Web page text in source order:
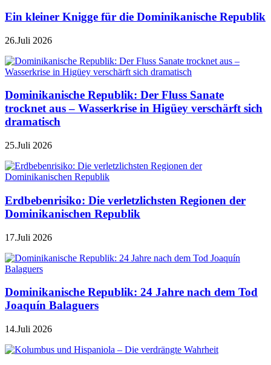
Ein kleiner Knigge für die Dominikanische Republik
26.Juli 2026
Dominikanische Republik: Der Fluss Sanate
trocknet aus – Wasserkrise in Higüey verschärft sich
dramatisch
25.Juli 2026
Erdbebenrisiko: Die verletzlichsten Regionen der
Dominikanischen Republik
17.Juli 2026
Dominikanische Republik: 24 Jahre nach dem Tod
Joaquín Balaguers
14.Juli 2026